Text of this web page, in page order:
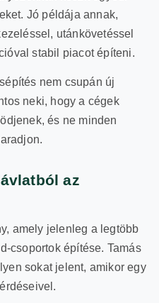
Jó példája annak,
utánkövetéssel
stabil piacot építeni.
nem csupán új
neki, hogy a cégek
és ne minden
az
amely jelenleg a legtöbb
csoportok építése. Tamás
sokat jelent, amikor egy